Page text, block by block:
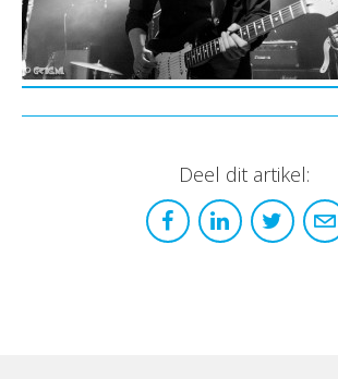
Deel dit artikel: